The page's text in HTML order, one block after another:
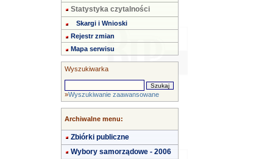
Statystyka czytalności
Skargi i Wnioski
Rejestr zmian
Mapa serwisu
Wyszukiwarka
»Wyszukiwanie zaawansowane
Archiwalne menu:
Zbiórki publiczne
Wybory samorządowe - 2006